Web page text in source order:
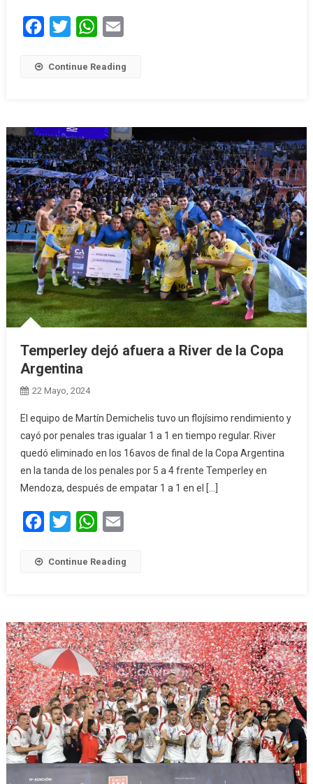
Facebook
Twitter WhatsApp
Continue Reading
Temperley dejó afuera a River de la Copa
Argentina
22 Mayo, 2024
El equipo de Martín Demichelis tuvo un flojísimo rendimiento y
cayó por penales tras igualar 1 a 1 en tiempo regular. River
quedó eliminado en los 16avos de final de la Copa Argentina
en la tanda de los penales por 5 a 4 frente Temperley en
Mendoza, después de empatar 1 a 1 en el […]
Facebook
Twitter WhatsApp
Continue Reading